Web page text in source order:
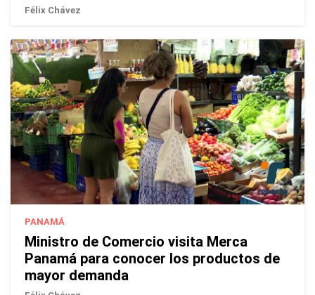
Félix Chávez
PANAMÁ
Ministro de Comercio visita Merca
Panamá para conocer los productos de
mayor demanda